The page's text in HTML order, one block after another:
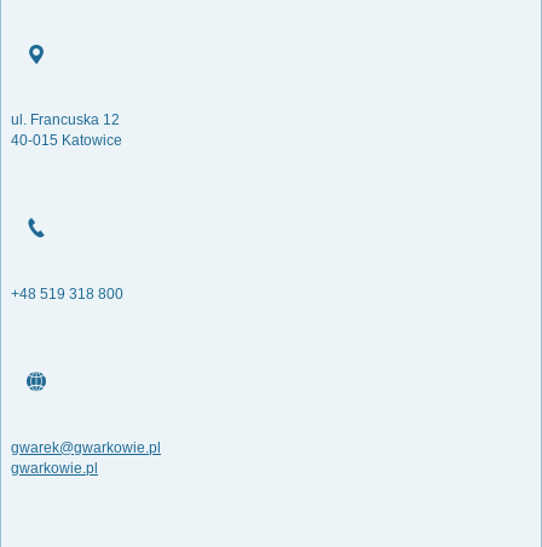
ul. Francuska 12
40-015 Katowice
+48 519 318 800
gwarek@gwarkowie.pl
gwarkowie.pl